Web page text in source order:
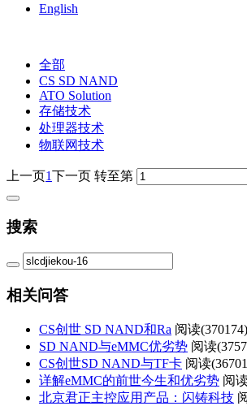
English
全部
CS SD NAND
ATO Solution
存储技术
处理器技术
物联网技术
上一页1下一页 转至第
搜索
相关问答
CS创世 SD NAND和Ra 阅读(370174)
SD NAND与eMMC优劣势 阅读(
CS创世SD NAND与TF卡 阅读(
详解eMMC的前世今生和优劣势 阅
北京君正主控应用产品：闪铸科技